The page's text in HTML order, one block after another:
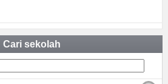
Cari sekolah